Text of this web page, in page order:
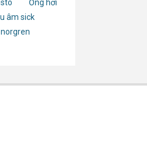
Ống hơi
âm sick